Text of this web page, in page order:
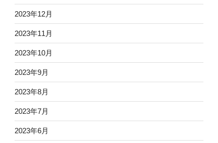
2023年12月
2023年11月
2023年10月
2023年9月
2023年8月
2023年7月
2023年6月